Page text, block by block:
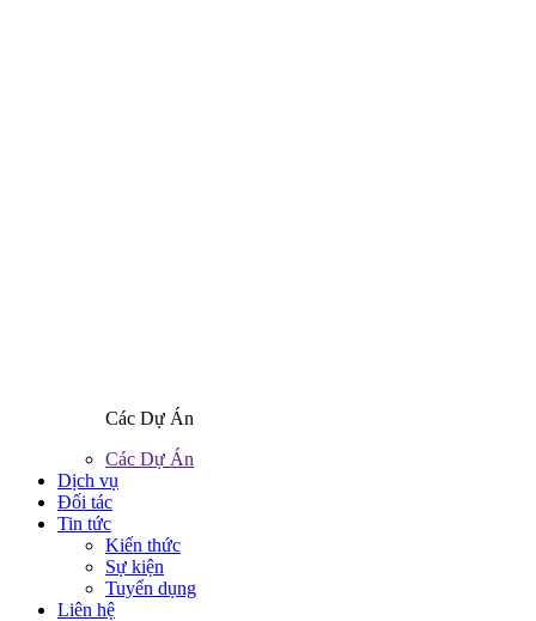
Các Dự Án
Các Dự Án
Dịch vụ
Đối tác
Tin tức
Kiến thức
Sự kiện
Tuyển dụng
Liên hệ